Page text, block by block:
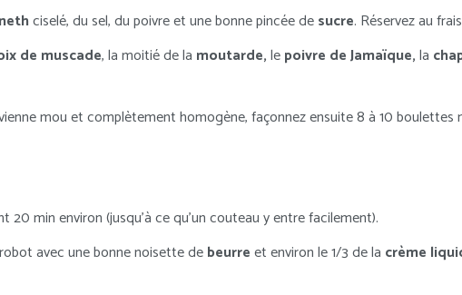
ciselé, du sel, du poivre et une bonne pincée desucre. Réservez au
de muscade, la moitié de la moutarde,lepoivre de Jamaïque,la
mou et complètement homogène, façonnez ensuite 8 à 10 boulettes
20 min environ (jusqu’à ce qu’un couteau y entre facilement).
avec une bonne noisette debeurreet environ le 1/3 de la crème